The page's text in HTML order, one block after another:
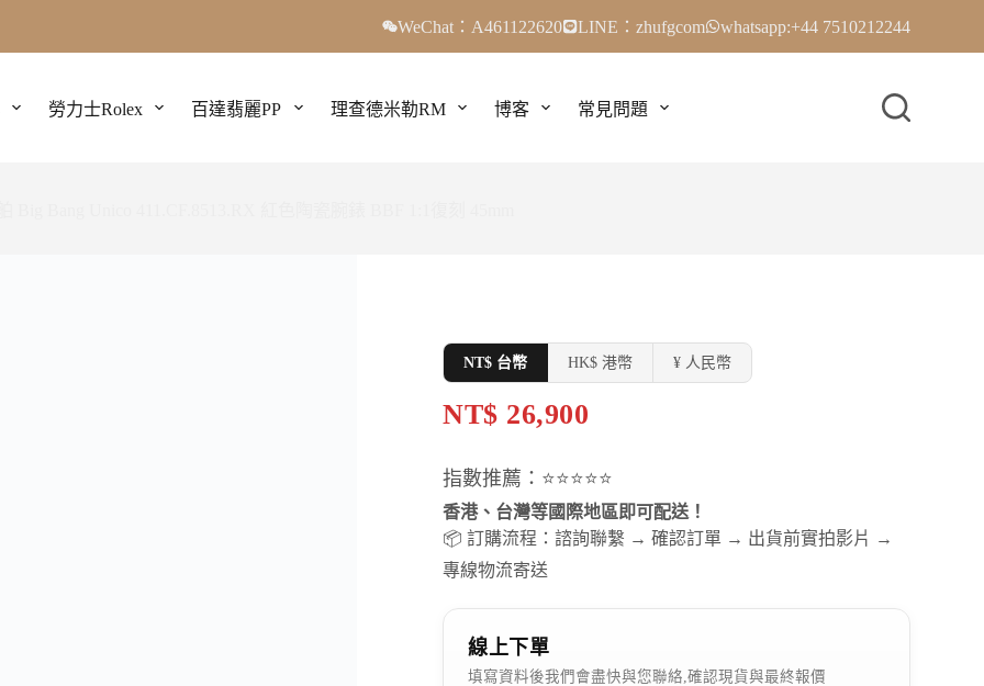
WeChat：A461122620 LINE：zhufgcom whatsapp:+44 7510212244
勞力士Rolex 百達翡麗PP 理查德米勒RM 博客 常見問題
NT$ 台幣 HK$ 港幣 ¥ 人民幣
NT$ 26,900
指數推薦：⭐⭐⭐⭐⭐
香港、台灣等國際地區即可配送！
📦 訂購流程：諮詢聯繫 → 確認訂單 → 出貨前實拍影片 →
專線物流寄送
線上下單
填寫資料後我們會盡快與您聯絡,確認現貨與最終報價